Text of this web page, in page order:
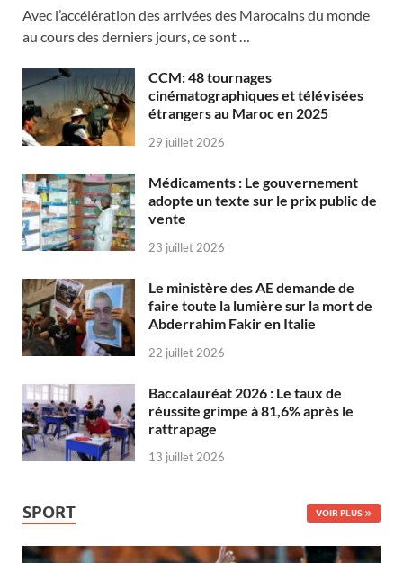
Avec l’accélération des arrivées des Marocains du monde
au cours des derniers jours, ce sont …
CCM: 48 tournages
cinématographiques et télévisées
étrangers au Maroc en 2025
29 juillet 2026
Médicaments : Le gouvernement
adopte un texte sur le prix public de
vente
23 juillet 2026
Le ministère des AE demande de
faire toute la lumière sur la mort de
Abderrahim Fakir en Italie
22 juillet 2026
Baccalauréat 2026 : Le taux de
réussite grimpe à 81,6% après le
rattrapage
13 juillet 2026
SPORT VOIR PLUS